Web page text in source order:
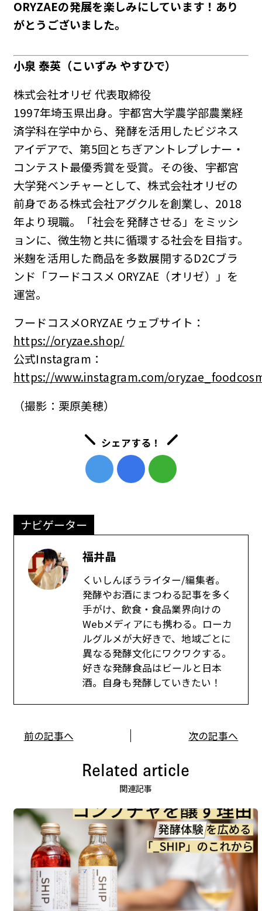
ORYZAEの発展を楽しみにしています！あり
がとうございました。
小泉 泰英（こいずみ やすひで）
株式会社オリゼ 代表取締役
1997年埼玉県出身。宇都宮大学農学部農業経
済学科在学中から、発酵を活用したビジネス
アイデアで、第5回とちぎアントレプレナー・
コンテスト最優秀賞を受賞。その後、宇都宮
大学発ベンチャーとして、株式会社オリゼの
前身である株式会社アグクルを創業し、2018
年より現職。「社会を発酵させる」をミッシ
ョンに、微生物と共に循環する社会を目指す。
米麹を活用した商品を多数展開するD2Cブラ
ンド「フードコスメ ORYZAE（オリゼ）」を
運営。
フードコスメORYZAE ウェブサイト：
https://oryzae.shop/
公式Instagram：
https://www.instagram.com/
（撮影：栗原美穂）
シェアする！
ナビゲーター
福井晶
くいしんぼうライター/編集者。
発酵やお酒にまつわる記事を多く
手がけ、飲食・食品業界向けの
Webメディアにも携わる。ローカ
ルグルメが大好きで、地域ごとに
異なる発酵文化にワクワクする。
好きな発酵食品はビールと日本
酒。自身も発酵していきたい！
前の記事へ 次の記事へ
Related article
関連記事